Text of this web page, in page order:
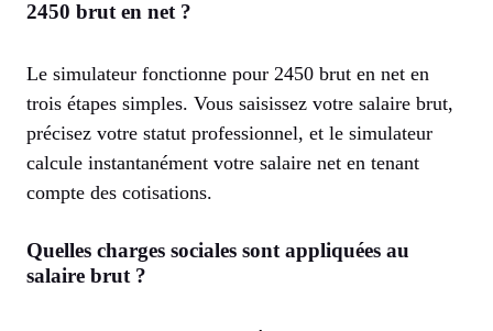
2450 brut en net ?
Le simulateur fonctionne pour 2450 brut en net en
trois étapes simples. Vous saisissez votre salaire brut,
précisez votre statut professionnel, et le simulateur
calcule instantanément votre salaire net en tenant
compte des cotisations.
Quelles charges sociales sont appliquées au
salaire brut ?